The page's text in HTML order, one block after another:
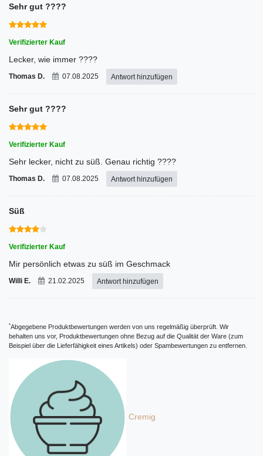
Sehr gut ????
Verifizierter Kauf
Lecker, wie immer ????
Thomas D. 07.08.2025 Antwort hinzufügen
Sehr gut ????
Verifizierter Kauf
Sehr lecker, nicht zu süß. Genau richtig ????
Thomas D. 07.08.2025 Antwort hinzufügen
Süß
Verifizierter Kauf
Mir persönlich etwas zu süß im Geschmack
Willi E. 21.02.2025 Antwort hinzufügen
*Abgegebene Produktbewertungen werden von uns regelmäßig überprüft. Wir
behalten uns vor, Produktbewertungen ohne Bezug auf die Qualität der Ware (zum
Beispiel über die Lieferfähigkeit eines Artikels) oder Spambewertungen zu entfernen.
Cremig